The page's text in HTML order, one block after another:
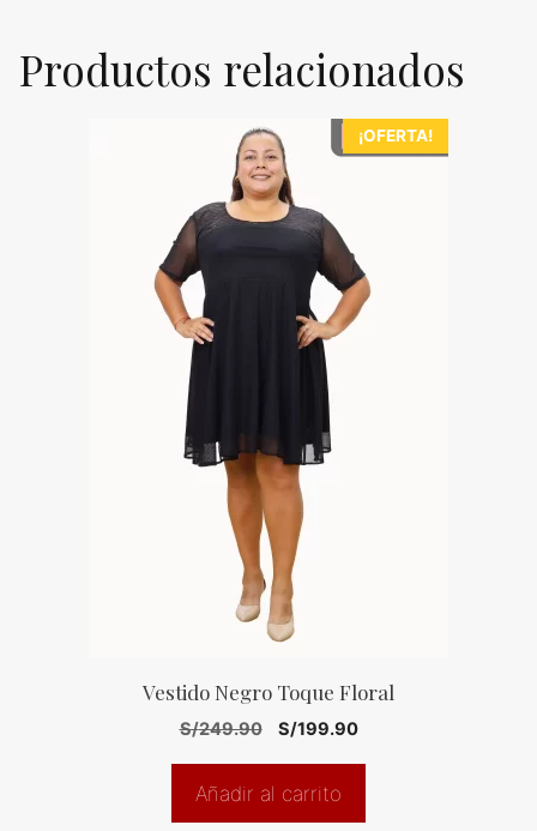
Productos relacionados
¡OFERTA!
Vestido Negro Toque Floral
S/249.90
El
original
S/199.90El
Añadir al carrito